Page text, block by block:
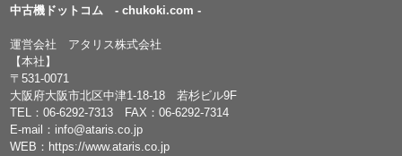
中古機ドットコム - chukoki.com -
運営会社 アタリス株式会社
【本社】
〒531-0071
大阪府大阪市北区中津1-18-18 若杉ビル9F
TEL：06-6292-7313 FAX：06-6292-7314
E-mail： info@ataris.co.jp
WEB： https://www.ataris.co.jp